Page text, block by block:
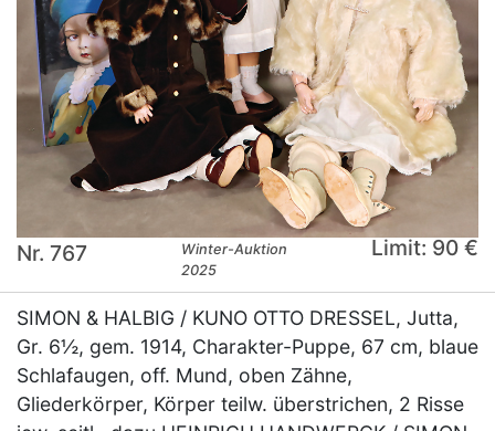
Nr. 767
Winter-Auktion
2025
Limit: 90 €
SIMON & HALBIG / KUNO OTTO DRESSEL, Jutta,
Gr. 6½, gem. 1914, Charakter-Puppe, 67 cm, blaue
Schlafaugen, off. Mund, oben Zähne,
Gliederkörper, Körper teilw. überstrichen, 2 Risse